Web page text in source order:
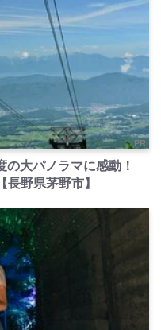
PR
の大パノラマに感動！
野県茅野市】